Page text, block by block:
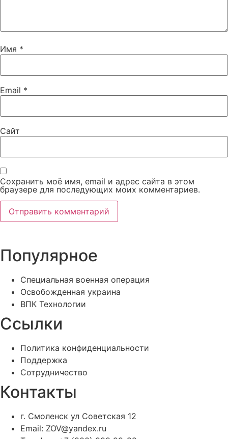
Имя *
Email *
Сайт
Сохранить моё имя, email и адрес сайта в этом
браузере для последующих моих комментариев.
Популярное
Специальная военная операция
Освобожденная украина
ВПК Технологии
Ссылки
Политика конфиденциальности
Поддержка
Сотрудничество
Контакты
г. Смоленск ул Советская 12
Email: ZOV@yandex.ru